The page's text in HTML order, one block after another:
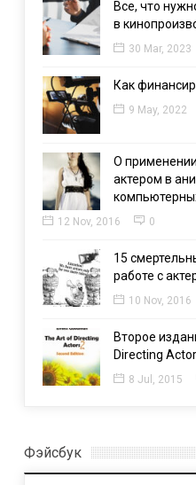
Все, что
в
30 Mar, 2023
Как
9 May, 2022
О
актером в
12 Nov, 2016 0
15
работе с
10 Nov, 2016
Второе
Directing
8 Jul, 2015
Фэйсбук